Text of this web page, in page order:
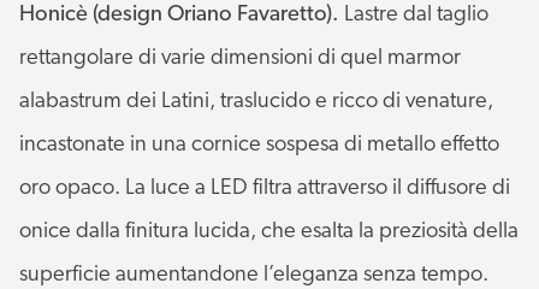
Honicè (design Oriano Favaretto). Lastre dal taglio
rettangolare di varie dimensioni di quel marmor
alabastrum dei Latini, traslucido e ricco di venature,
incastonate in una cornice sospesa di metallo effetto
oro opaco. La luce a LED filtra attraverso il diffusore di
onice dalla finitura lucida, che esalta la preziosità della
superficie aumentandone l’eleganza senza tempo.